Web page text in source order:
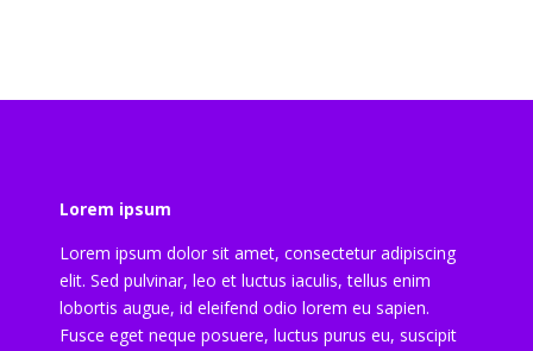
Lorem ipsum
Lorem ipsum dolor sit amet, consectetur adipiscing
elit. Sed pulvinar, leo et luctus iaculis, tellus enim
lobortis augue, id eleifend odio lorem eu sapien.
Fusce eget neque posuere, luctus purus eu, suscipit